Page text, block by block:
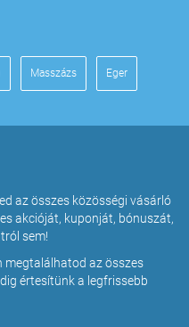
Masszázs Eger
az összes közösségi vásárló
akcióját, kuponját, bónuszát,
sem!
az összes
értesítünk a legfrissebb